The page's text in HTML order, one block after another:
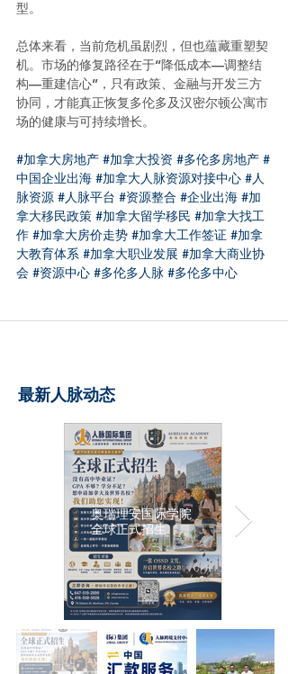
型。
总体来看，当前危机虽剧烈，但也蕴藏重塑契
机。市场的修复路径在于“降低成本—调整结
构—重建信心”，只有政策、金融与开发三方
协同，才能真正恢复多伦多及汉密尔顿公寓市
场的健康与可持续增长。
#加拿大房地产 #加拿大投资 #多伦多房地产 #
中国企业出海 #加拿大人脉资源对接中心 #人
脉资源 #人脉平台 #资源整合 #企业出海 #加
拿大移民政策 #加拿大留学移民 #加拿大找工
作 #加拿大房价走势 #加拿大工作签证 #加拿
大教育体系 #加拿大职业发展 #加拿大商业协
会 #资源中心 #多伦多人脉 #多伦多中心
最新人脉动态
奥瑞理安国际学院
全球正式招生